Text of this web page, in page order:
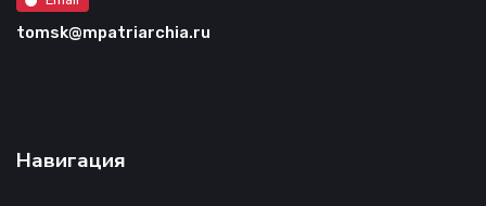
tomsk@mpatriarchia.ru
Навигация